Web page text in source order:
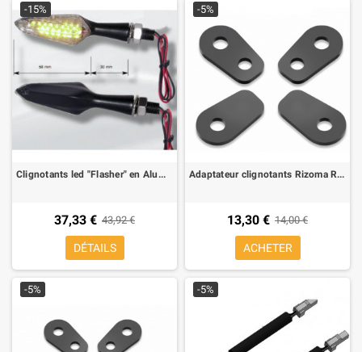
-15%
Clignotants led "Flasher" en Aluminium Far Homologue, couleur noire (2 pieces)
37,33 € 43,92 €
DÉTAILS
-5%
Adaptateur clignotants Rizoma R221B pour BMW K 1300 R, S 1000 RR, R 1200 GS 13-, R Nine T (4 pz pour 2 clignotants)
13,30 € 14,00 €
ACHETER
-5% -5%